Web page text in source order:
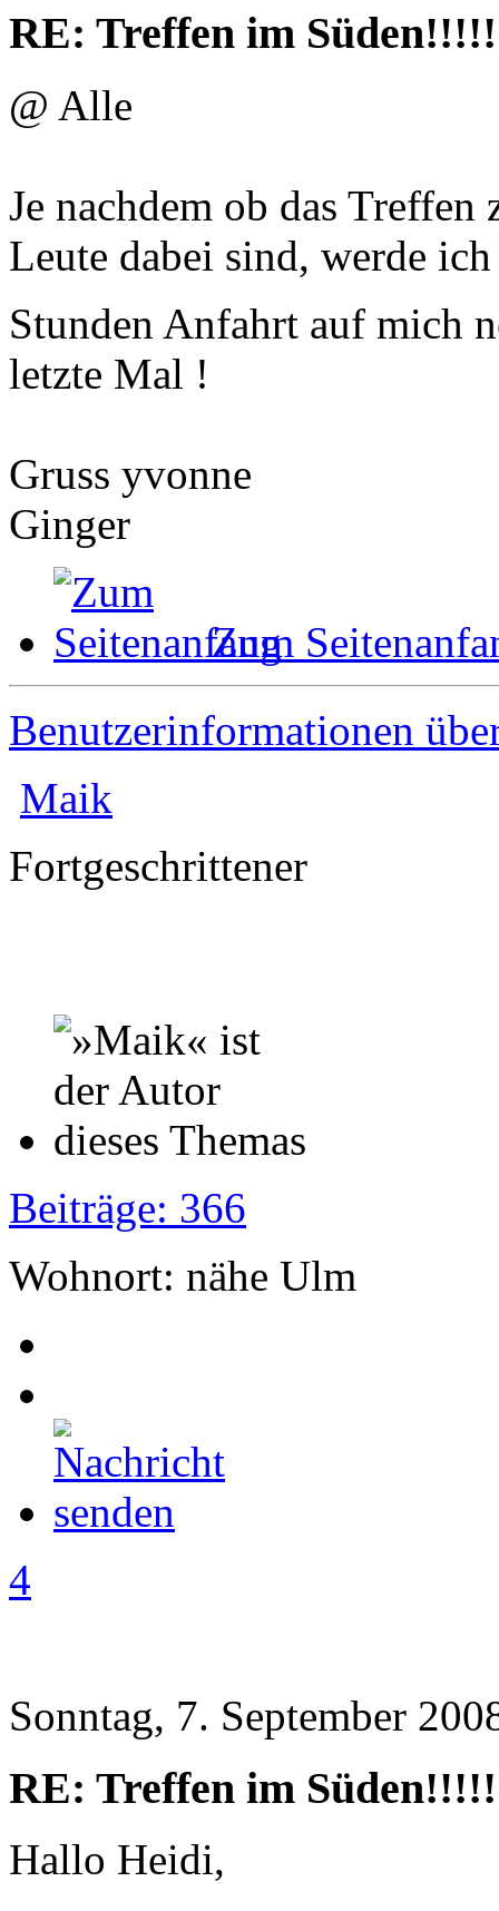
RE: Treffen im
@ Alle
Je nachdem ob das
Leute dabei sind, werde
Stunden Anfahrt auf mich
letzte Mal !
Gruss yvonne
Ginger
Zum
Benutzerinformationen
Maik
Fortgeschrittener
Beiträge: 366
Wohnort: nähe Ulm
4
Sonntag, 7. September
RE: Treffen im
Hallo Heidi,